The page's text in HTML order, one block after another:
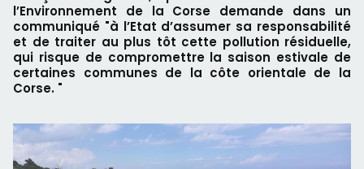
l’Environnement de la Corse demande dans un
communiqué "à l’Etat d’assumer sa responsabilité
et de traiter au plus tôt cette pollution résiduelle,
qui risque de compromettre la saison estivale de
certaines communes de la côte orientale de la
Corse. "